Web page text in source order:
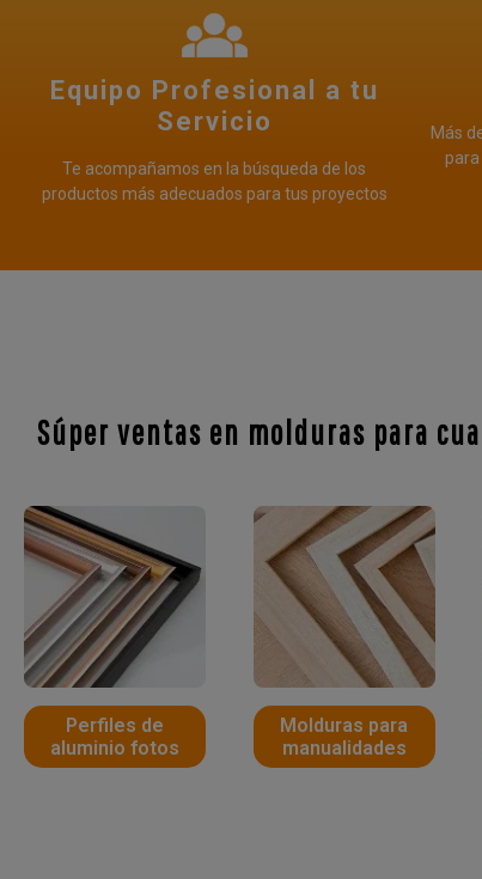
Equipo Profesional a tu
Servicio
Te acompañamos en la búsqueda de los
productos más adecuados para tus proyectos
Más
para
Súper ventas en molduras para
Perfiles de
aluminio fotos
Molduras para
manualidades